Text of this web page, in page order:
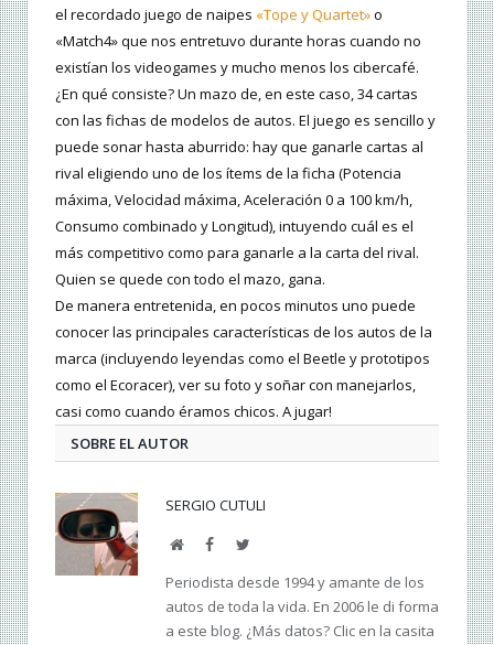
el recordado juego de naipes «Tope y Quartet»o
«Match4» que nos entretuvo durante horas cuando no
existían los videogames y mucho menos los cibercafé.
¿En qué consiste? Un mazo de, en este caso, 34 cartas
con las fichas de modelos de autos. El juego es sencillo y
puede sonar hasta aburrido: hay que ganarle cartas al
rival eligiendo uno de los ítems de la ficha (Potencia
máxima, Velocidad máxima, Aceleración 0 a 100 km/h,
Consumo combinado y Longitud), intuyendo cuál es el
más competitivo como para ganarle a la carta del rival.
Quien se quede con todo el mazo, gana.
De manera entretenida, en pocos minutos uno puede
conocer las principales características de los autos de la
marca (incluyendo leyendas como el Beetle y prototipos
como el Ecoracer), ver su foto y soñar con manejarlos,
casi como cuando éramos chicos. A jugar!
SOBRE EL AUTOR
SERGIO CUTULI
Web FacebookTwitter
Periodista desde 1994 y amante de los
autos de toda la vida. En 2006 le di forma
a este blog. ¿Más datos? Clic en la casita